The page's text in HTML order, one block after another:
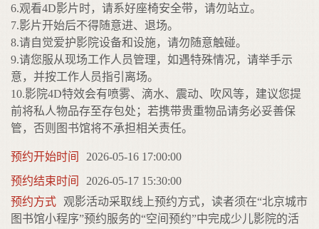
6.观看4D影片时，请系好座椅安全带，请勿站立。
7.影片开始后不得随意进、退场。
8.请自觉爱护影院设备和设施，请勿随意触碰。
9.请您服从现场工作人员管理，如遇特殊情况，请举手示
意，并按工作人员指引离场。
10.影院4D特效会有喷雾、滴水、震动、吹风等，建议您提
前将私人物品存至存包处；若携带贵重物品请务必妥善保
管，否则图书馆将不承担相关责任。
预约开始时间
2026-05-16 17:00:00
预约结束时间
2026-05-17 15:30:00
预约方式 观影活动采取线上预约方式，读者须在“北京城市
图书馆小程序”预约服务的“空间预约”中完成少儿影院的活